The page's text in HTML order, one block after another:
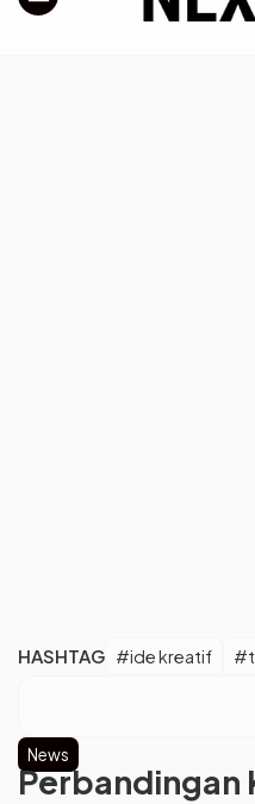
HASHTAG #ide kreatif
News
Perbandingan